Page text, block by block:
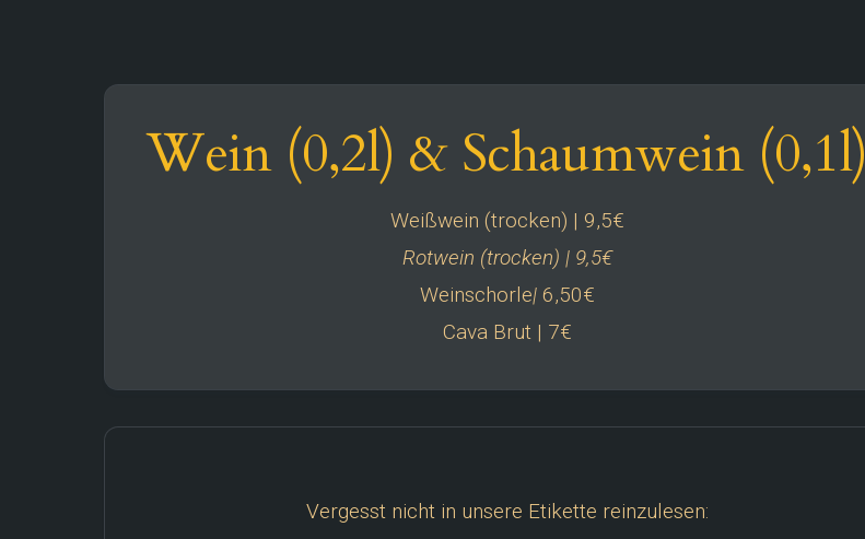
Wein (0,2l) & Schaumwein (0,1l)
Weißwein (trocken) | 9,5€
Rotwein (trocken) | 9,5€
Weinschorle| 6,50€
Cava Brut | 7€
Vergesst nicht in unsere Etikette reinzulesen: